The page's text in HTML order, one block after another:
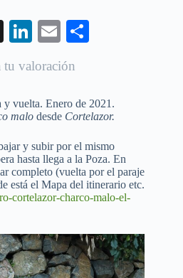
X
Li
ed
In
E
ail
pa
rti
r
tu valoración
y vuelta. Enero de 2021.
malo desde Cortelazor.
y subir por el mismo
hasta llega a la Poza. En
completo (vuelta por el paraje
está el Mapa del itinerario etc.
cortelazor-charco-malo-el-